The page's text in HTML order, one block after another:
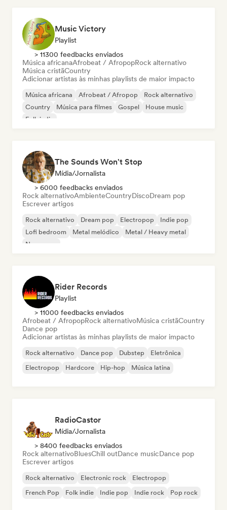
Music Victory
Playlist
> 11300 feedbacks enviados
Música africanaAfrobeat / AfropopRock alternativo
Música cristãCountry
Adicionar artistas às minhas playlists de maior impacto
Música africana Afrobeat / Afropop
Rock alternativo
Country
Música para filmes Gospel
House music
Folk indie
The Sounds Won't Stop
Mídia/Jornalista
> 6000 feedbacks enviados
Rock alternativoAmbienteCountryDiscoDream pop
Escrever artigos
Rock alternativo Dream pop Electropop
Indie pop
Lofi bedroom
Metal melódico
Metal / Heavy metal
New wave
Rider Records
Playlist
> 11000 feedbacks enviados
Afrobeat / AfropopRock alternativoMúsica cristãCountry
Dance pop
Adicionar artistas às minhas playlists de maior impacto
Rock alternativo Dance pop Dubstep
Eletrônica
Electropop
Hardcore Hip-hop Música latina
RadioCastor
Mídia/Jornalista
> 8400 feedbacks enviados
Rock alternativoBluesChill outDance musicDance pop
Escrever artigos
Rock alternativo Electronic rock
Electropop
French Pop
Folk indie Indie pop Indie rock Pop rock